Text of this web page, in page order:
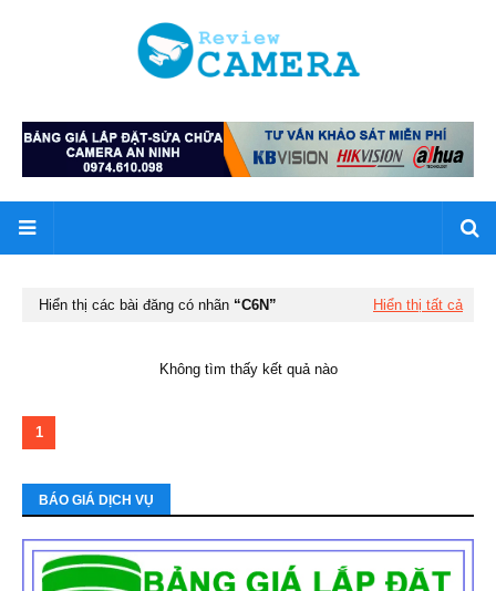
Hiển thị các bài đăng có nhãn C6N Hiển thị tất cả
Không tìm thấy kết quả nào
1
BÁO GIÁ DỊCH VỤ